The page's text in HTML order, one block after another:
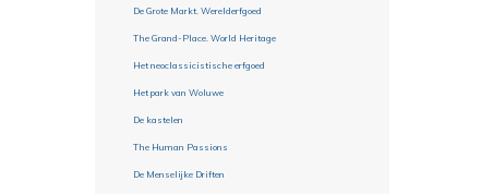
De Grote Markt. Werelderfgoed
The Grand-Place. World Heritage
Het neoclassicistische erfgoed
Het park van Woluwe
De kastelen
The Human Passions
De Menselijke Driften